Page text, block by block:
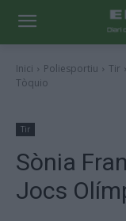
Inici Poliesportiu Tir
Tòquio
Tir
Sònia
Jocs